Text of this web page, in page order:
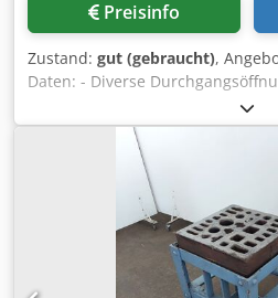
Preisinfo
Zustand: gut (gebraucht),
Daten: - Diverse
Codjzrvmnopfx Abbjrf - Länge ca.
mm - Plattenstärke ca. 120 mm -
Untergestell 720 mm -
mm - Gewicht ca. 120 kg